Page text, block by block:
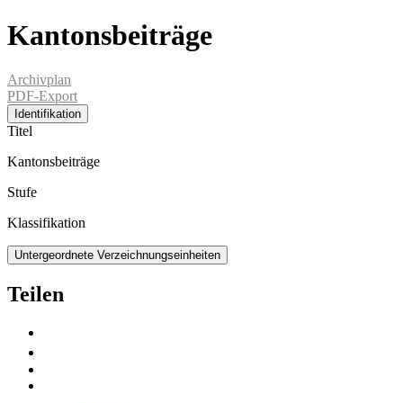
Kantonsbeiträge
Archivplan
PDF-Export
Identifikation
Titel
Kantonsbeiträge
Stufe
Klassifikation
Untergeordnete Verzeichnungseinheiten
Teilen